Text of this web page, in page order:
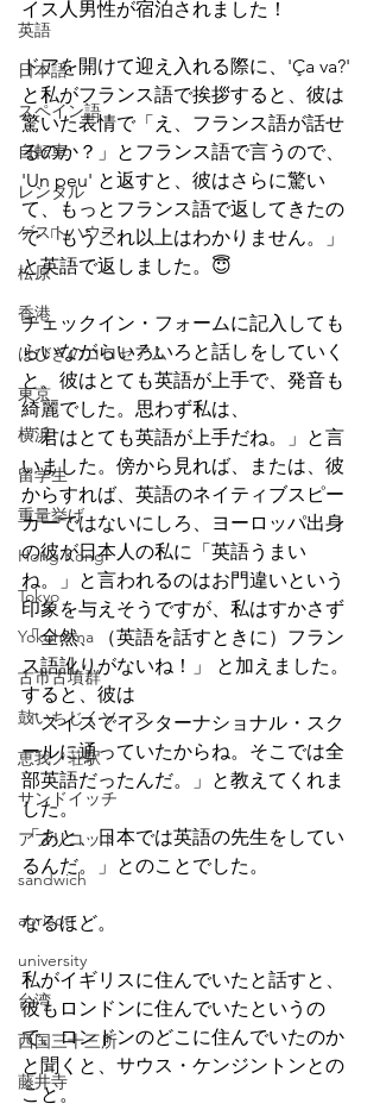
英語
日本語
スペイン語
自転車
レンタル
ゲストハウス
松原
香港
はびきのコロセアム
東京
横浜
留学生
重量挙げ
Hong Kong
Tokyo
Yokohama
古市古墳群
鼓いちじくソース
恵我ノ荘駅
サンドイッチ
アプリコット
sandwich
apricot
university
台湾
西国三十三所
藤井寺
イス人男性が宿泊されました！
ドアを開けて迎え入れる際に、'Ça va?'
と私がフランス語で挨拶すると、彼は
驚いた表情で「え、フランス語が話せ
るのか？」とフランス語で言うので、
'Un peu' と返すと、彼はさらに驚い
て、もっとフランス語で返してきたの
で「もうこれ以上はわかりません。」
と英語で返しました。😇
チェックイン・フォームに記入しても
らいながらいろいろと話しをしていく
と、彼はとても英語が上手で、発音も
綺麗でした。思わず私は、
「君はとても英語が上手だね。」と言
いました。傍から見れば、または、彼
からすれば、英語のネイティブスピー
カーではないにしろ、ヨーロッパ出身
の彼が日本人の私に「英語うまい
ね。」と言われるのはお門違いという
印象を与えそうですが、私はすかさず
「全然、（英語を話すときに）フラン
ス語訛りがないね！」 と加えました。
すると、彼は
「スイスでインターナショナル・スク
ールに通っていたからね。そこでは全
部英語だったんだ。」と教えてくれま
した。
「あと、日本では英語の先生をしてい
るんだ。」とのことでした。
なるほど。
私がイギリスに住んでいたと話すと、
彼もロンドンに住んでいたというの
で、ロンドンのどこに住んでいたのか
と聞くと、サウス・ケンジントンとの
こと。